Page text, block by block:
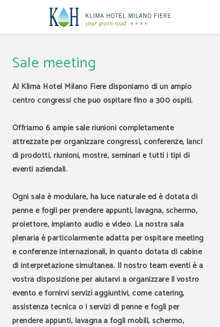
Sale meeting
Al Klima Hotel Milano Fiere disponiamo di un ampio
centro congressi che può ospitare fino a 300 ospiti.
Offriamo 6 ampie sale riunioni completamente
attrezzate per organizzare congressi, conferenze, lanci
di prodotti, riunioni, mostre, seminari e tutti i tipi di
eventi aziendali.
Ogni sala è modulare, ha luce naturale ed è dotata di
penne e fogli per prendere appunti, lavagna, schermo,
proiettore, impianto audio e video. La nostra sala
plenaria è particolarmente adatta per ospitare meeting
e conferenze internazionali, in quanto dotata di cabine
di interpretazione simultanea. Il nostro team eventi è a
vostra disposizione per aiutarvi a organizzare il vostro
evento e fornirvi servizi aggiuntivi, come catering,
assistenza tecnica o i servizi di penne e fogli per
prendere appunti, lavagna a fogli mobili, schermo,